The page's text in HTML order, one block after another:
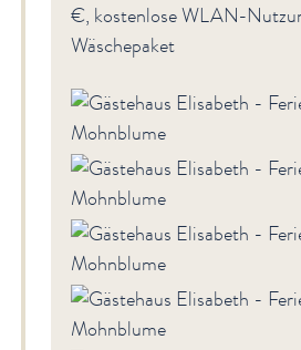
€, kostenlose WLAN-
Wäschepaket